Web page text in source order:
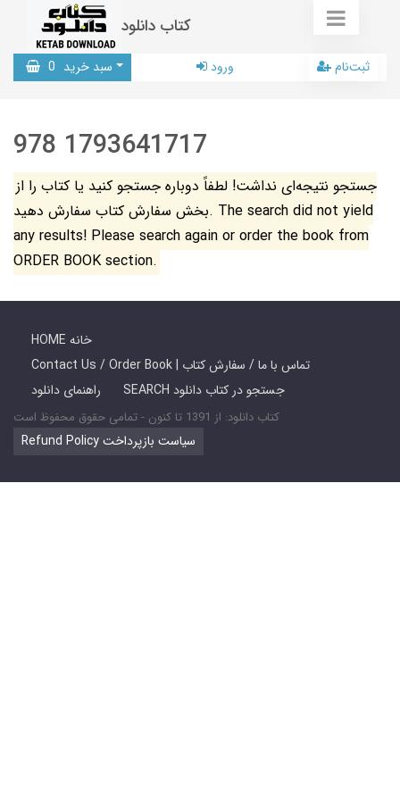
کتاب دانلود
سبد خرید 0 ورود ثبت‌نام
978 1793641717
جستجو نتیجه‌ای نداشت! لطفاً دوباره جستجو کنید یا کتاب را از
بخش سفارش کتاب سفارش دهید. The search did not yield
any results! Please search again or order the book from
ORDER BOOK section.
HOME خانه
Contact Us / Order Book | تماس با ما / سفارش کتاب
راهنمای دانلود
SEARCH جستجو در کتاب دانلود
کتاب دانلود: از 1391 تا کنون - تمامی حقوق محفوظ است
Refund Policy سیاست بازپرداخت